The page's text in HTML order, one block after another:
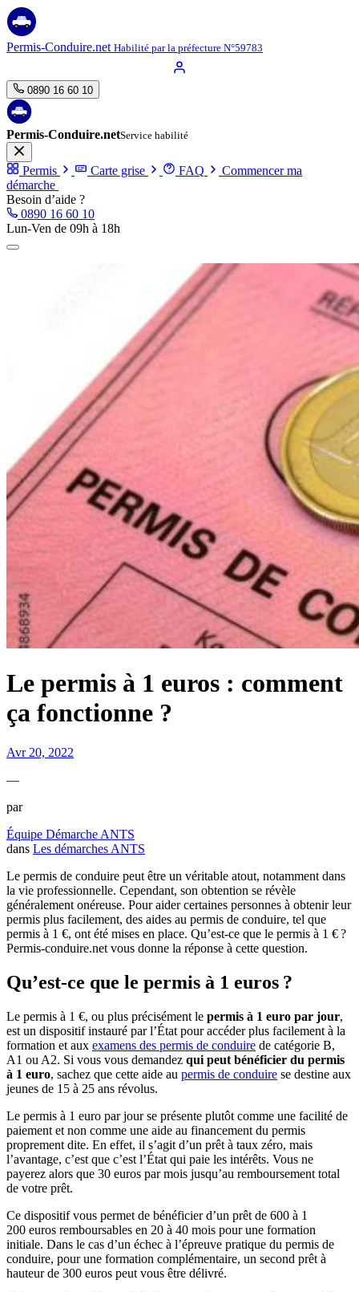
Aller
au
contenu
Permis-Conduire.net Habilité par la préfecture N°59783
0890 16 60 10
Permis-Conduire.netService habilité
Permis Carte grise FAQ
Commencer ma
démarche
Besoin d’aide ?
0890 16 60 10
Lun-Ven de 09h à 18h
Le permis à 1 euros : comment
ça fonctionne ?
Avr 20, 2022
—
par
Équipe Démarche ANTS
dans Les démarches ANTS
Le permis de conduire peut être un véritable atout, notamment dans
la vie professionnelle. Cependant, son obtention se révèle
généralement onéreuse. Pour aider certaines personnes à obtenir leur
permis plus facilement, des aides au permis de conduire, tel que
permis à 1 €, ont été mises en place. Qu’est-ce que le permis à 1 € ?
Permis-conduire.net vous donne la réponse à cette question.
Qu’est-ce que le permis à 1 euros ?
Le permis à 1 €, ou plus précisément le permis à 1 euro par jour,
est un dispositif instauré par l’État pour accéder plus facilement à la
formation et aux examens des permis de conduire de catégorie B,
A1 ou A2. Si vous vous demandez qui peut bénéficier du permis
à 1 euro, sachez que cette aide au permis de conduire se destine aux
jeunes de 15 à 25 ans révolus.
Le permis à 1 euro par jour se présente plutôt comme une facilité de
paiement et non comme une aide au financement du permis
proprement dite. En effet, il s’agit d’un prêt à taux zéro, mais
l’avantage, c’est que c’est l’État qui paie les intérêts. Vous ne
payerez alors que 30 euros par mois jusqu’au remboursement total
de votre prêt.
Ce dispositif vous permet de bénéficier d’un prêt de 600 à 1
200 euros remboursables en 20 à 40 mois pour une formation
initiale. Dans le cas d’un échec à l’épreuve pratique du permis de
conduire, pour une formation complémentaire, un second prêt à
hauteur de 300 euros peut vous être délivré.